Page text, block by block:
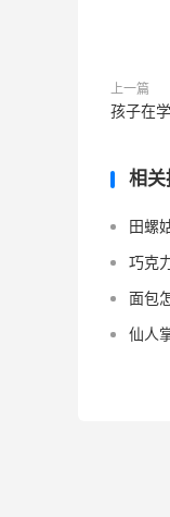
上一篇
孩子在
相关
田螺
巧克
面包
仙人